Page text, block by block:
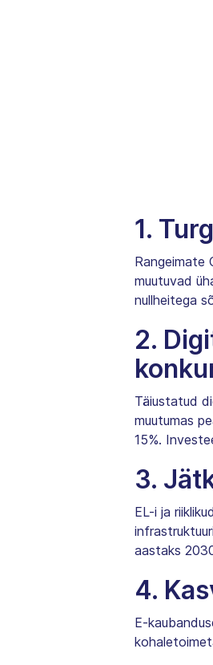
1.
Rangeimate
muutuvad
nullheitega
2.
Täiustatud
muutumas
15%.
3.
EL-i ja
aastaks
4.
E-